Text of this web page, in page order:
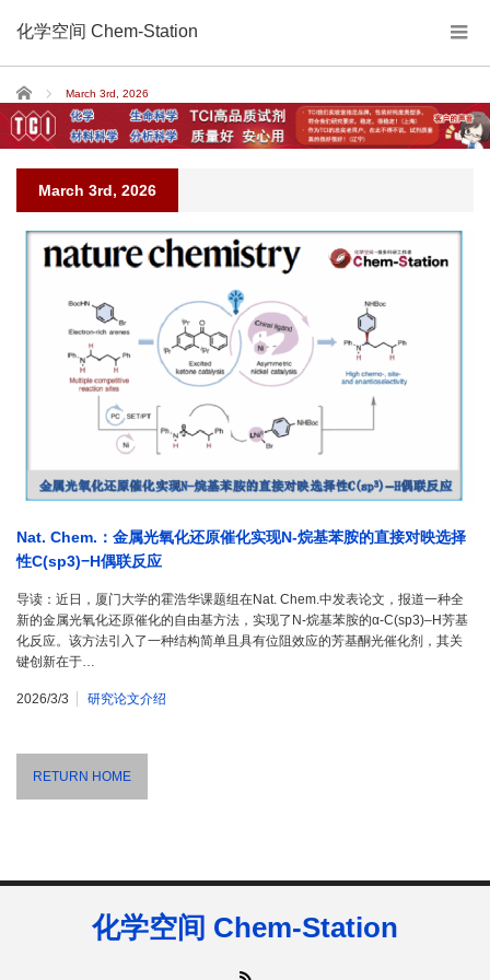
化学空间 Chem-Station
Home March 3rd, 2026
March 3rd, 2026
Nat. Chem.：金属光氧化还原催化实现N-烷基苯胺的直接对映选择
性C(sp3)−H偶联反应
导读：近日，厦门大学的霍浩华课题组在Nat. Chem.中发表论文，报道一种全
新的金属光氧化还原催化的自由基方法，实现了N-烷基苯胺的α-C(sp3)–H芳基
化反应。该方法引入了一种结构简单且具有位阻效应的芳基酮光催化剂，其关
键创新在于…
2026/3/3 研究论文介绍
RETURN HOME
化学空间 Chem-Station